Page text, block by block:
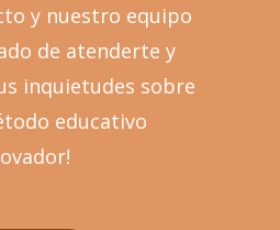
y nuestro equipo
de atenderte y
inquietudes sobre
educativo